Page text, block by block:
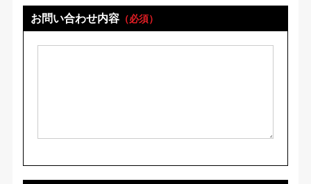
お問い合わせ内容（必須）